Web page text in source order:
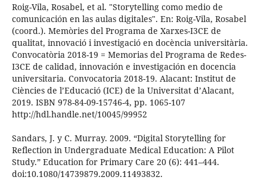
Roig-Vila, Rosabel, et al. "Storytelling como medio de
comunicación en las aulas digitales". En: Roig-Vila, Rosabel
(coord.). Memòries del Programa de Xarxes-I3CE de
qualitat, innovació i investigació en docència universitària.
Convocatòria 2018-19 = Memorias del Programa de Redes-
I3CE de calidad, innovación e investigación en docencia
universitaria. Convocatoria 2018-19. Alacant: Institut de
Ciències de l’Educació (ICE) de la Universitat d’Alacant,
2019. ISBN 978-84-09-15746-4, pp. 1065-107
http://hdl.handle.net/10045/99952
Sandars, J. y C. Murray. 2009. “Digital Storytelling for
Reflection in Undergraduate Medical Education: A Pilot
Study.” Education for Primary Care 20 (6): 441–444.
doi:10.1080/14739879.2009.11493832.